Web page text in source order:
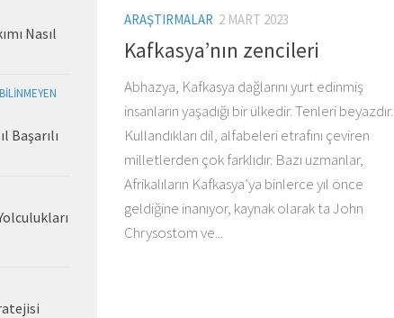
ARAŞTIRMALAR 2 MART 2023
Kafkasya’nın zencileri
Abhazya, Kafkasya dağlarını yurt edinmiş
insanların yaşadığı bir ülkedir. Tenleri beyazdır.
Kullandıkları dil, alfabeleri etrafını çeviren
milletlerden çok farklıdır. Bazı uzmanlar,
Afrikalıların Kafkasya’ya binlerce yıl önce
geldiğine inanıyor, kaynak olarak ta John
Chrysostom ve...
Nasıl
Başarılı